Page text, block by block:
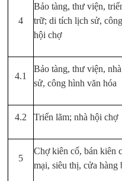
4
Bảo tàng, thư viện,
trữ; di tích lịch sử,
hội chợ
4.1
Bảo tàng, thư viện,
sử, công hình văn hóa
4.2 Triển lãm; nhà hội chợ
5
Chợ kiên cố, bán kiên
mại, siêu thị, cửa hàng